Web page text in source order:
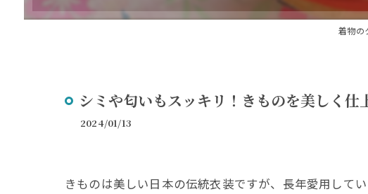
洋服メンテナン
着物の
シミや匂いもスッキリ！きものを美しく
2024/01/13
きものは美しい日本の伝統衣装ですが、長年愛用して